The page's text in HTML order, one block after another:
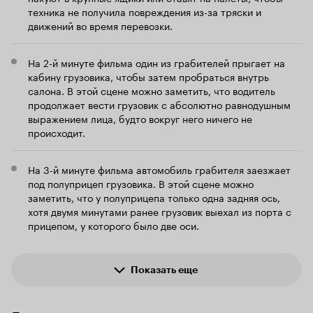
серфинг трансформировался в стритрэйсинг,
банки – в фуры и т.д. Авторы подобно
работу, не вызвав подозрений преподавателя,
и с довольным видом получили свою
«пятерку». …Практически невозможно
ограбить фуру способом, описанным в
фильме. Для успеха налетчикам нужен
дальнобойщик-идиот, который будет держать
Авторы явно не смотрели боевик «Черный
пес» (1998) с Патриком Суэйзи, иначе
понимали бы, что любой нормальный
дальнобойщик размазал бы команду Торрето
по асфальту. Очевидно, ноги этой сценарной
подходили, но грабить же что-то надо и
техника не получила повреждения из-за тряски и
движений во время перевозки.
На 2-й минуте фильма один из грабителей прыгает на
кабину грузовика, чтобы затем пробраться внутрь
салона. В этой сцене можно заметить, что водитель
продолжает вести грузовик с абсолютно равнодушным
выражением лица, будто вокруг него ничего не
происходит.
На 3-й минуте фильма автомобиль грабителя заезжает
под полуприцеп грузовика. В этой сцене можно
заметить, что у полуприцепа только одна задняя ось,
хотя двумя минутами ранее грузовик выехал из порта с
прицепом, у которого было две оси.
Показать еще